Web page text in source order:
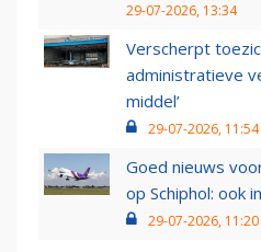
29-07-2026, 13:34
Verscherpt
administratieve
middel’
29-07-2026, 11:54
Goed nieuws
op Schiphol: ook
29-07-2026, 11:20